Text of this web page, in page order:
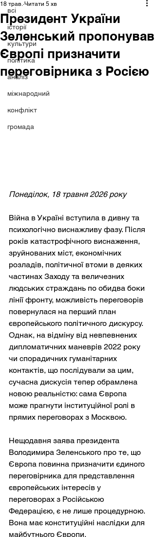
всі
історії
культури
політика
аналіз
міжнародний
конфлікт
громада
Президент України
Зеленський пропонував
Європі призначити
переговірника з Росією
18 трав. Читати 5 хв
Понеділок, 18 травня 2026 року
Війна в Україні вступила в дивну та
психологічно виснажливу фазу. Після
років катастрофічного виснаження,
зруйнованих міст, економічних
розладів, політичної втоми в деяких
частинах Заходу та величезних
людських страждань по обидва боки
лінії фронту, можливість переговорів
повернулася на перший план
європейського політичного дискурсу.
Однак, на відміну від невпевнених
дипломатичних маневрів 2022 року
чи спорадичних гуманітарних
контактів, що послідували за цим,
сучасна дискусія тепер обрамлена
новою реальністю: сама Європа
може прагнути інституційної ролі в
прямих переговорах з Москвою.
Нещодавня заява президента
Володимира Зеленського про те, що
Європа повинна призначити єдиного
переговірника для представлення
європейських інтересів у
переговорах з Російською
Федерацією, є не лише процедурною.
Вона має конституційні наслідки для
майбутнього Європи.